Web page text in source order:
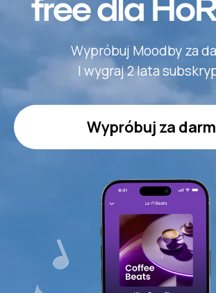
Wypróbuj Moodby za darmo
Wypróbuj za darmo